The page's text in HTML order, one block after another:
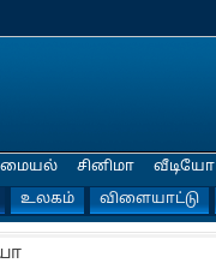
உலகம் விளையாட்டு
சினிமா வீடியோ